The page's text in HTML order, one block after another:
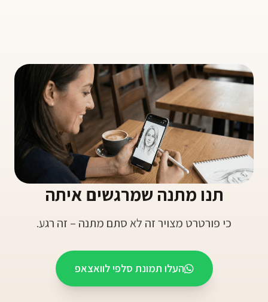
תנו מתנה שמרגשים איתה
כי פורטרט מצויר זה לא סתם מתנה – זה רגע.
העלו תמונת סלפי לוואצאפ